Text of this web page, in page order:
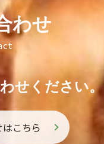
わせ
せください。
こちら